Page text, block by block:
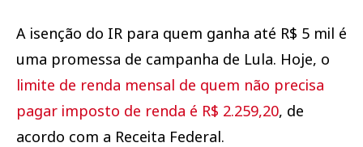
A isenção do IR para quem ganha até R$ 5 mil é
uma promessa de campanha de Lula. Hoje, o
limite de renda mensal de quem não precisa
pagar imposto de renda é R$ 2.259,20, de
acordo com a Receita Federal.